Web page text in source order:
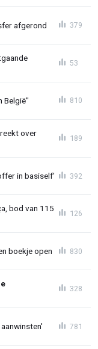
afgerond 379
53
België" 810
over
189
in basiself' 392
bod van 115
126
boekje open 830
328
781